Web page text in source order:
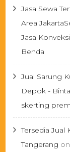
Jasa Sewa
Area
Jasa
Benda
Jual Sarung
Depok -
skerting
Tersedia Jual
Tangerang